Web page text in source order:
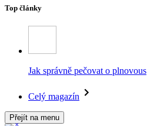
Top články
Jak správně pečovat o plnovous
Celý magazín
Přejít na menu